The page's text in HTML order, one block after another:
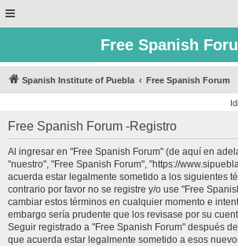
Free Spanish
Spanish Institute of Puebla Free Spanish Forum
Free Spanish Forum -Registro
Al ingresar en "Free Spanish Forum" (de aquí en
"nuestro", "Free Spanish Forum", "https://
acuerda estar legalmente sometido a los siguientes
contrario por favor no se registre y/o use "Free
cambiar estos términos en cualquier momento e
embargo sería prudente que los revisase por su
Seguir registrado a "Free Spanish Forum" después
que acuerda estar legalmente sometido a esos